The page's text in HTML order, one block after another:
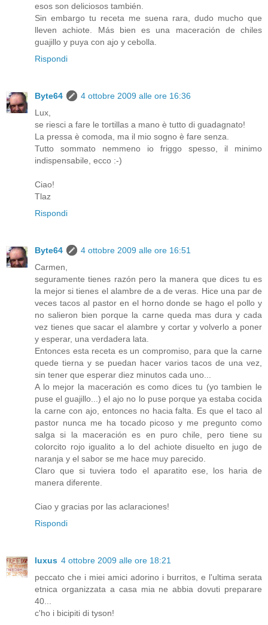
esos son deliciosos también.
Sin embargo tu receta me suena rara, dudo mucho que
lleven achiote. Más bien es una maceración de chiles
guajillo y puya con ajo y cebolla.
Rispondi
Byte64
4 ottobre 2009 alle ore 16:36
Lux,
se riesci a fare le tortillas a mano è tutto di guadagnato!
La pressa è comoda, ma il mio sogno è fare senza.
Tutto sommato nemmeno io friggo spesso, il minimo
indispensabile, ecco :-)
Ciao!
Tlaz
Rispondi
Byte64
4 ottobre 2009 alle ore 16:51
Carmen,
seguramente tienes razón pero la manera que dices tu es
la mejor si tienes el alambre de a de veras. Hice una par de
veces tacos al pastor en el horno donde se hago el pollo y
no salieron bien porque la carne queda mas dura y cada
vez tienes que sacar el alambre y cortar y volverlo a poner
y esperar, una verdadera lata.
Entonces esta receta es un compromiso, para que la carne
quede tierna y se puedan hacer varios tacos de una vez,
sin tener que esperar diez minutos cada uno...
A lo mejor la maceración es como dices tu (yo tambien le
puse el guajillo...) el ajo no lo puse porque ya estaba cocida
la carne con ajo, entonces no hacia falta. Es que el taco al
pastor nunca me ha tocado picoso y me pregunto como
salga si la maceración es en puro chile, pero tiene su
colorcito rojo igualito a lo del achiote disuelto en jugo de
naranja y el sabor se me hace muy parecido.
Claro que si tuviera todo el aparatito ese, los haria de
manera diferente.
Ciao y gracias por las aclaraciones!
Rispondi
luxus 4 ottobre 2009 alle ore 18:21
peccato che i miei amici adorino i burritos, e l'ultima serata
etnica organizzata a casa mia ne abbia dovuti preparare
40...
c'ho i bicipiti di tyson!